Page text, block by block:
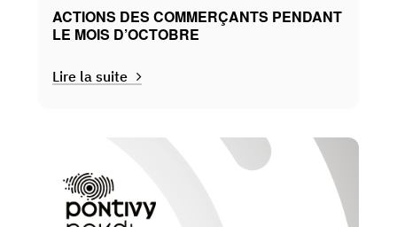
ACTIONS DES COMMERÇANTS PENDANT
LE MOIS D’OCTOBRE
Lire la suite